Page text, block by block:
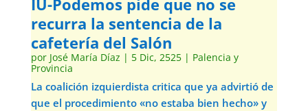
IU-Podemos pide que no se
recurra la sentencia de la
cafetería del Salón
por José María Díaz | 5 Dic, 2525| Palencia y
Provincia
La coalición izquierdista critica que ya advirtió de
que el procedimiento «no estaba bien hecho» y